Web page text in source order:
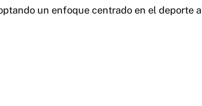
un enfoque centrado en el deporte